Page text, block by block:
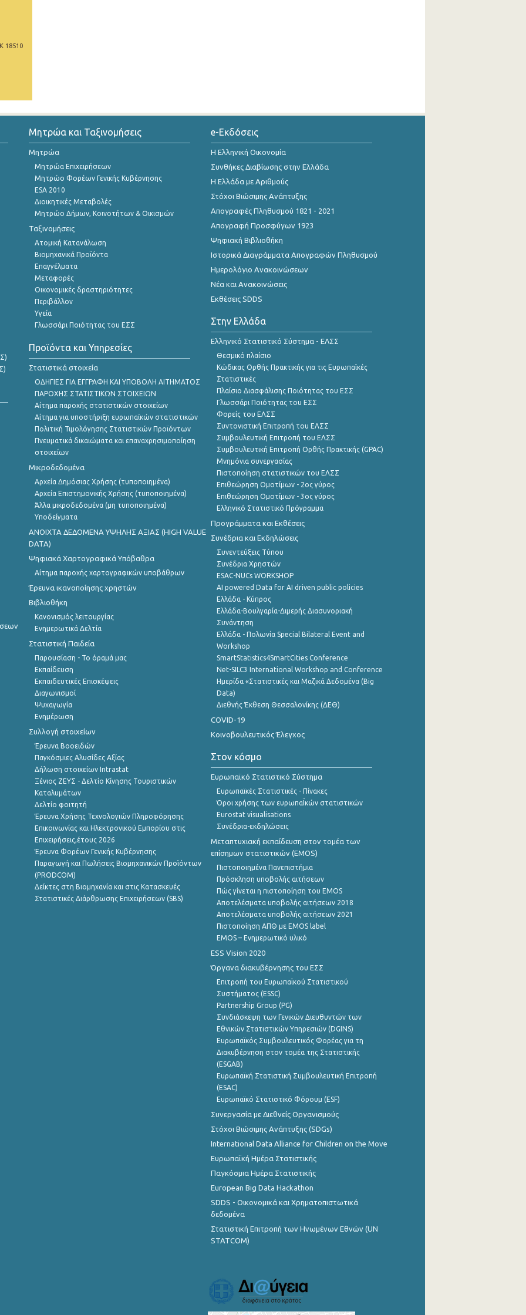
18510
Μητρώα και Ταξινομήσεις
Μητρώα
Μητρώα Επιχειρήσεων
Μητρώο Φορέων Γενικής Κυβέρνησης
ESA 2010
Διοικητικές Μεταβολές
Μητρώο Δήμων, Κοινοτήτων & Οικισμών
Ταξινομήσεις
Ατομική Κατανάλωση
Βιομηχανικά Προϊόντα
Επαγγέλματα
Μεταφορές
Οικονομικές δραστηριότητες
Περιβάλλον
Υγεία
Γλωσσάρι Ποιότητας του ΕΣΣ
Προϊόντα και Υπηρεσίες
Στατιστικά στοιχεία
ΟΔΗΓΙΕΣ ΓΙΑ ΕΓΓΡΑΦΗ ΚΑΙ ΥΠΟΒΟΛΗ ΑΙΤΗΜΑΤΟΣ
ΠΑΡΟΧΗΣ ΣΤΑΤΙΣΤΙΚΩΝ ΣΤΟΙΧΕΙΩΝ
Αίτημα παροχής στατιστικών στοιχείων
Αίτημα για υποστήριξη ευρωπαϊκών στατιστικών
Πολιτική Τιμολόγησης Στατιστικών Προϊόντων
Πνευματικά δικαιώματα και επαναχρησιμοποίηση
στοιχείων
Μικροδεδομένα
Αρχεία Δημόσιας Χρήσης (τυποποιημένα)
Αρχεία Επιστημονικής Χρήσης (τυποποιημένα)
Άλλα μικροδεδομένα (μη τυποποιημένα)
Υποδείγματα
ANOIXTA ΔΕΔΟΜΕΝΑ ΥΨΗΛΗΣ ΑΞΙΑΣ (HIGH VALUE
DATA)
Ψηφιακά Χαρτογραφικά Υπόβαθρα
Αίτημα παροχής χαρτογραφικών υποβάθρων
Έρευνα ικανοποίησης χρηστών
Βιβλιοθήκη
Κανονισμός λειτουργίας
Ενημερωτικά Δελτία
Στατιστική Παιδεία
Παρουσίαση - Το όραμά μας
Εκπαίδευση
Εκπαιδευτικές Επισκέψεις
Διαγωνισμοί
Ψυχαγωγία
Ενημέρωση
Συλλογή στοιχείων
Έρευνα Βοοειδών
Παγκόσμιες Αλυσίδες Αξίας
Δήλωση στοιχείων Intrastat
Ξένιος ΖΕΥΣ - Δελτίο Κίνησης Τουριστικών
Καταλυμάτων
Δελτίο φοιτητή
Έρευνα Χρήσης Τεχνολογιών Πληροφόρησης
Επικοινωνίας και Ηλεκτρονικού Εμπορίου στις
Επιχειρήσεις,έτους 2026
Έρευνα Φορέων Γενικής Κυβέρνησης
Παραγωγή και Πωλήσεις Βιομηχανικών Προϊόντων
(PRODCOM)
Δείκτες στη Βιομηχανία και στις Κατασκευές
Στατιστικές Διάρθρωσης Επιχειρήσεων (SBS)
e-Εκδόσεις
Η Ελληνική Οικονομία
Συνθήκες Διαβίωσης στην Ελλάδα
Η Ελλάδα με Αριθμούς
Στόχοι Βιώσιμης Ανάπτυξης
Απογραφές Πληθυσμού 1821 - 2021
Απογραφή Προσφύγων 1923
Ψηφιακή Βιβλιοθήκη
Ιστορικά Διαγράμματα Απογραφών Πληθυσμού
Ημερολόγιο Ανακοινώσεων
Νέα και Ανακοινώσεις
Εκθέσεις SDDS
Στην Ελλάδα
Ελληνικό Στατιστικό Σύστημα - ΕΛΣΣ
Θεσμικό πλαίσιο
Κώδικας Ορθής Πρακτικής για τις Ευρωπαϊκές
Στατιστικές
Πλαίσιο Διασφάλισης Ποιότητας του ΕΣΣ
Γλωσσάρι Ποιότητας του ΕΣΣ
Φορείς του ΕΛΣΣ
Συντονιστική Επιτροπή του ΕΛΣΣ
Συμβουλευτική Επιτροπή του ΕΛΣΣ
Συμβουλευτική Επιτροπή Ορθής Πρακτικής (GPAC)
Μνημόνια συνεργασίας
Πιστοποίηση στατιστικών του ΕΛΣΣ
Επιθεώρηση Ομοτίμων - 2ος γύρος
Επιθεώρηση Ομοτίμων - 3ος γύρος
Ελληνικό Στατιστικό Πρόγραμμα
Προγράμματα και Εκθέσεις
Συνέδρια και Εκδηλώσεις
Συνεντεύξεις Τύπου
Συνέδρια Χρηστών
ESAC-NUCs WORKSHOP
AI powered Data for AI driven public policies
Ελλάδα - Κύπρος
Ελλάδα-Βουλγαρία-Διμερής Διασυνοριακή
Συνάντηση
Ελλάδα - Πολωνία Special Bilateral Event and
Workshop
SmartStatistics4SmartCities Conference
Net-SILC3 International Workshop and Conference
Ημερίδα «Στατιστικές και Μαζικά Δεδομένα (Big
Data)
Διεθνής Έκθεση Θεσσαλονίκης (ΔΕΘ)
COVID-19
Κοινοβουλευτικός Έλεγχος
Στον κόσμο
Ευρωπαϊκό Στατιστικό Σύστημα
Ευρωπαϊκές Στατιστικές - Πίνακες
Όροι χρήσης των ευρωπαΪκών στατιστικών
Eurostat visualisations
Συνέδρια-εκδηλώσεις
Μεταπτυχιακή εκπαίδευση στον τομέα των
επίσημων στατιστικών (EMOS)
Πιστοποιημένα Πανεπιστήμια
Πρόσκληση υποβολής αιτήσεων
Πώς γίνεται η πιστοποίηση του EMOS
Αποτελέσματα υποβολής αιτήσεων 2018
Αποτελέσματα υποβολής αιτήσεων 2021
Πιστοποίηση ΑΠΘ με EMOS label
EMOS – Ενημερωτικό υλικό
ESS Vision 2020
Όργανα διακυβέρνησης του ΕΣΣ
Επιτροπή του Ευρωπαϊκού Στατιστικού
Συστήματος (ESSC)
Partnership Group (PG)
Συνδιάσκεψη των Γενικών Διευθυντών των
Εθνικών Στατιστικών Υπηρεσιών (DGINS)
Ευρωπαϊκός Συμβουλευτικός Φορέας για τη
Διακυβέρνηση στον τομέα της Στατιστικής
(ESGAB)
Ευρωπαϊκή Στατιστική Συμβουλευτική Επιτροπή
(ESAC)
Ευρωπαϊκό Στατιστικό Φόρουμ (ESF)
Συνεργασία με Διεθνείς Οργανισμούς
Στόχοι Βιώσιμης Ανάπτυξης (SDGs)
International Data Alliance for Children on the Move
Ευρωπαϊκή Ημέρα Στατιστικής
Παγκόσμια Ημέρα Στατιστικής
European Big Data Hackathon
SDDS - Οικονομικά και Χρηματοπιστωτικά
δεδομένα
Στατιστική Επιτροπή των Ηνωμένων Εθνών (UN
STATCOM)